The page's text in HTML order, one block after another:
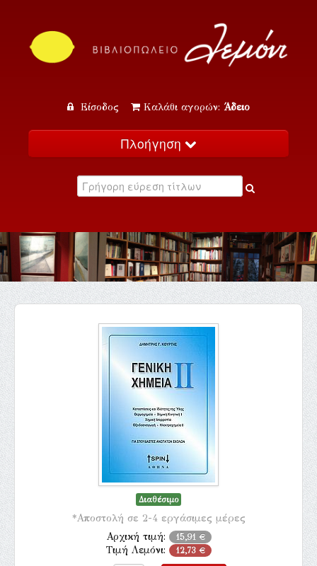
Είσοδος Καλάθι αγορών: Άδειο
Πλοήγηση
Κατάλογος
Εκδηλώσεις
Επικοινωνία
Διαθέσιμο
*Αποστολή σε 2-4 εργάσιμες μέρες
Αρχική τιμή: 15,91 €
Τιμή Λεμόνι: 12,73 €